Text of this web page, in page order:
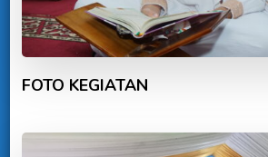
FOTO KEGIATAN